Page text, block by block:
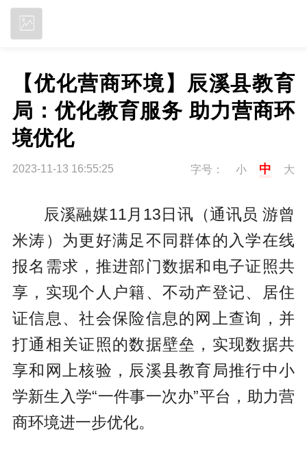
【优化营商环境】辰溪县教育
局：优化教育服务 助力营商环
境优化
2023-11-13 16:55:25 字号： 小 中 大
辰溪融媒11月13日讯（通讯员 游曾
米涛）为更好满足不同群体的入学在线
报名需求，推进部门数据和电子证照共
享，实现个人户籍、不动产登记、居住
证信息、社会保险信息的网上查询，并
打通相关证照的数据壁垒，实现数据共
享和网上核验，辰溪县教育局推行中小
学新生入学“一件事一次办”平台，助力营
商环境进一步优化。